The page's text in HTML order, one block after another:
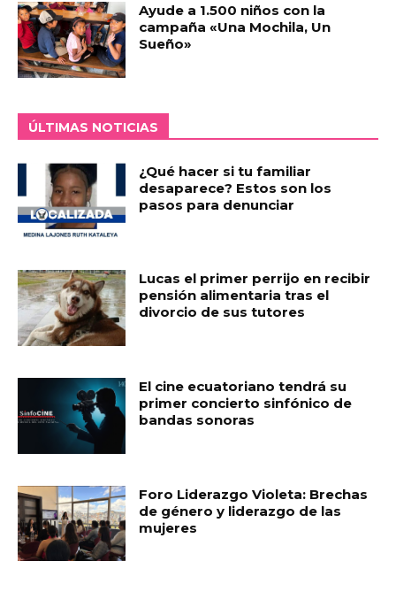
Ayude a 1.500 niños con la
campaña «Una Mochila, Un
Sueño»
ÚLTIMAS NOTICIAS
¿Qué hacer si tu familiar
desaparece? Estos son los
pasos para denunciar
Lucas el primer perrijo en recibir
pensión alimentaria tras el
divorcio de sus tutores
El cine ecuatoriano tendrá su
primer concierto sinfónico de
bandas sonoras
Foro Liderazgo Violeta: Brechas
de género y liderazgo de las
mujeres